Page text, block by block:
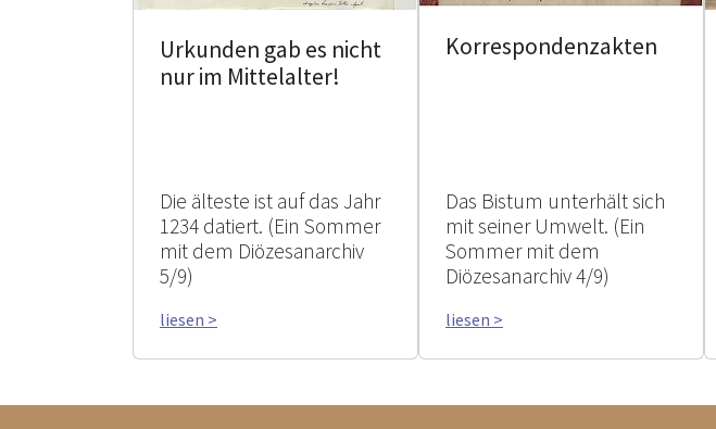
Urkunden gab es nicht
nur im Mittelalter!
Die älteste ist auf das Jahr
1234 datiert. (Ein Sommer
mit dem Diözesanarchiv
5/9)
liesen >
Korrespondenzakten
Das Bistum unterhält sich
mit seiner Umwelt. (Ein
Sommer mit dem
Diözesanarchiv 4/9)
liesen >